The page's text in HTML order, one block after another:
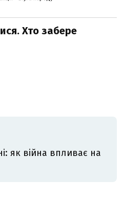
Хто забере
як війна впливає на